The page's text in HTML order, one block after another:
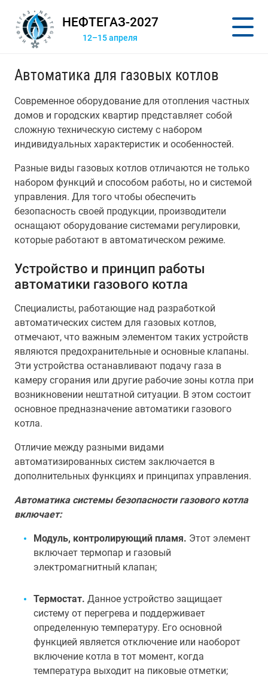
НЕФТЕГАЗ-2027
12–15 апреля
Автоматика для газовых котлов
Современное оборудование для отопления частных
домов и городских квартир представляет собой
сложную техническую систему с набором
индивидуальных характеристик и особенностей.
Разные виды газовых котлов отличаются не только
набором функций и способом работы, но и системой
управления. Для того чтобы обеспечить
безопасность своей продукции, производители
оснащают оборудование системами регулировки,
которые работают в автоматическом режиме.
Устройство и принцип работы
автоматики газового котла
Специалисты, работающие над разработкой
автоматических систем для газовых котлов,
отмечают, что важным элементом таких устройств
являются предохранительные и основные клапаны.
Эти устройства останавливают подачу газа в
камеру сгорания или другие рабочие зоны котла при
возникновении нештатной ситуации. В этом состоит
основное предназначение автоматики газового
котла.
Отличие между разными видами
автоматизированных систем заключается в
дополнительных функциях и принципах управления.
Автоматика системы безопасности газового котла
включает:
Модуль, контролирующий пламя. Этот элемент
включает термопар и газовый
электромагнитный клапан;
Термостат. Данное устройство защищает
систему от перегрева и поддерживает
определенную температуру. Его основной
функцией является отключение или наоборот
включение котла в тот момент, когда
температура выходит на пиковые отметки;